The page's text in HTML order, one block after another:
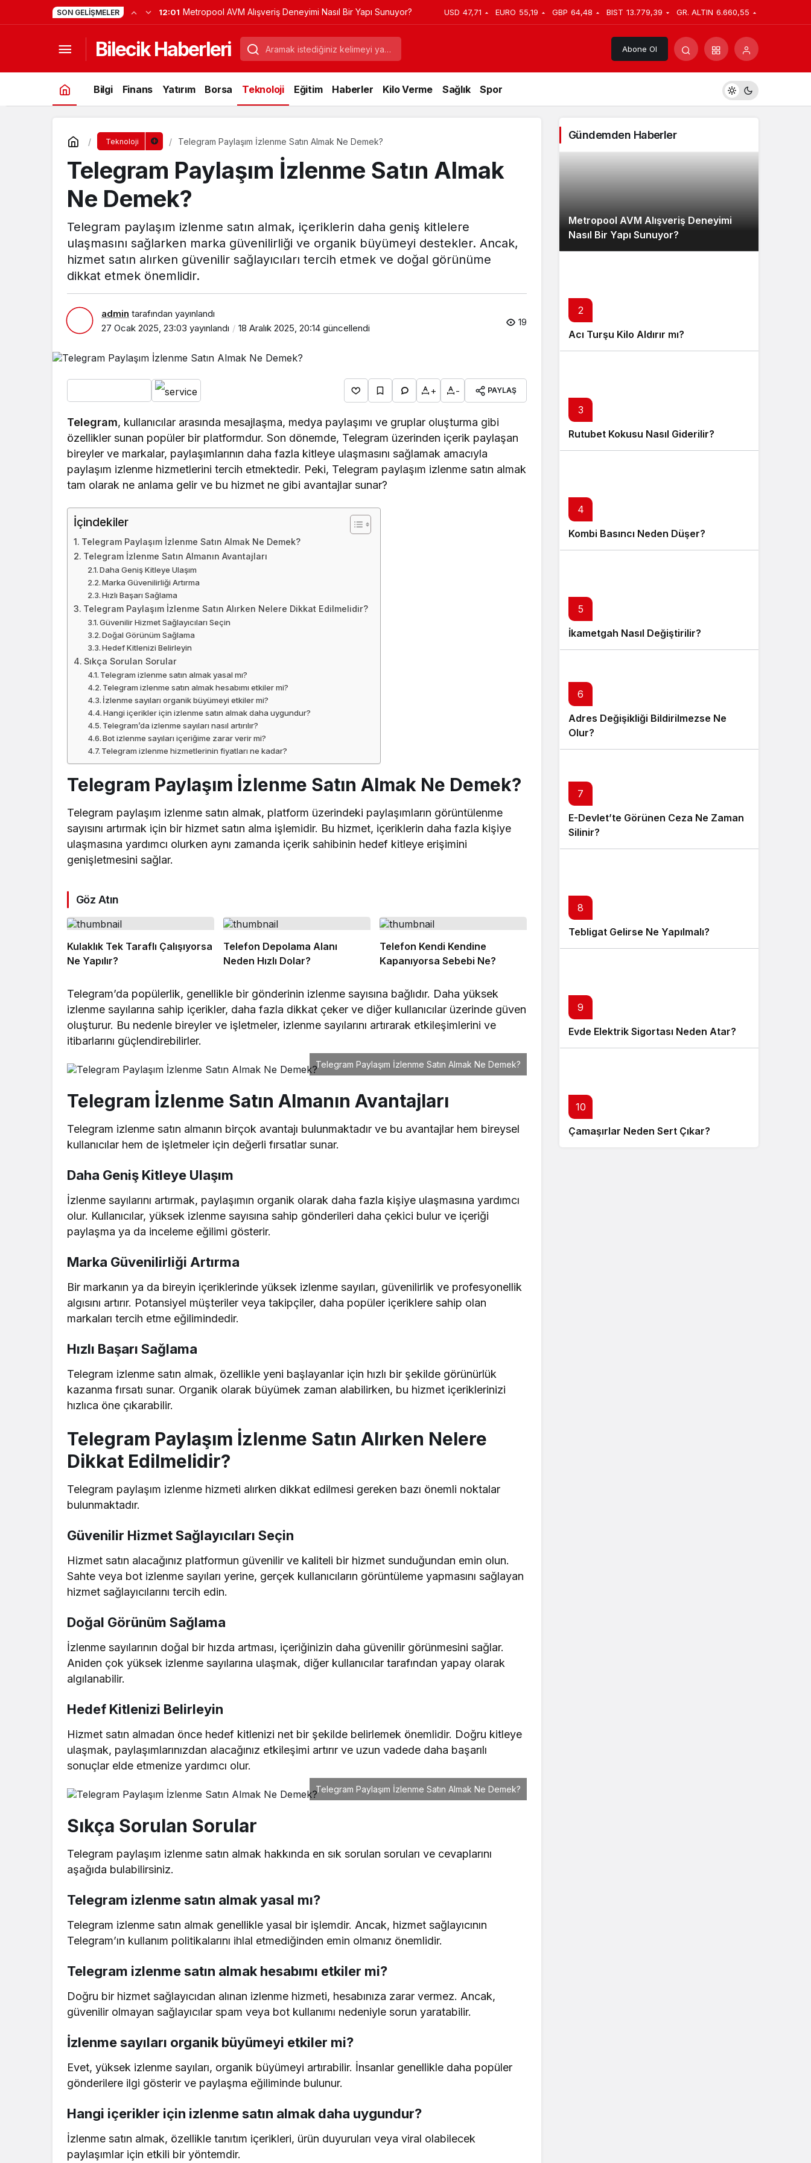
SON GELIŞMELER 12:01 Metropool AVM Alışveriş Deneyimi Nasıl Bir Yapı Sunuyor? USD 47,71 EURO 55,19 GBP 64,48 BIST 13.779,39 GR. ALTIN 6.660,55
Bilecik Haberleri Abone Ol
Bilgi Finans Yatırım Borsa Teknoloji Eğitim Haberler Kilo Verme Sağlık Spor
Teknoloji Telegram Paylaşım İzlenme Satın Almak Ne Demek?
Telegram Paylaşım İzlenme Satın Almak
Ne Demek?
Telegram paylaşım izlenme satın almak, içeriklerin daha geniş kitlelere
ulaşmasını sağlarken marka güvenilirliği ve organik büyümeyi destekler. Ancak,
hizmet satın alırken güvenilir sağlayıcıları tercih etmek ve doğal görünüme
dikkat etmek önemlidir.
admin tarafından yayınlandı
27 Ocak 2025, 23:03 yayınlandı 18 Aralık 2025, 20:14 güncellendi 19
+ - PAYLAŞ
Telegram, kullanıcılar arasında mesajlaşma, medya paylaşımı ve gruplar oluşturma gibi
özellikler sunan popüler bir platformdur. Son dönemde, Telegram üzerinden içerik paylaşan
bireyler ve markalar, paylaşımlarının daha fazla kitleye ulaşmasını sağlamak amacıyla
paylaşım izlenme hizmetlerini tercih etmektedir. Peki, Telegram paylaşım izlenme satın almak
tam olarak ne anlama gelir ve bu hizmet ne gibi avantajlar sunar?
İçindekiler
Telegram Paylaşım İzlenme Satın Almak Ne Demek?
Telegram İzlenme Satın Almanın Avantajları
Daha Geniş Kitleye Ulaşım
Marka Güvenilirliği Artırma
Hızlı Başarı Sağlama
Telegram Paylaşım İzlenme Satın Alırken Nelere Dikkat Edilmelidir?
Güvenilir Hizmet Sağlayıcıları Seçin
Doğal Görünüm Sağlama
Hedef Kitlenizi Belirleyin
Sıkça Sorulan Sorular
Telegram izlenme satın almak yasal mı?
Telegram izlenme satın almak hesabımı etkiler mi?
İzlenme sayıları organik büyümeyi etkiler mi?
Hangi içerikler için izlenme satın almak daha uygundur?
Telegram’da izlenme sayıları nasıl artırılır?
Bot izlenme sayıları içeriğime zarar verir mi?
Telegram izlenme hizmetlerinin fiyatları ne kadar?
Telegram Paylaşım İzlenme Satın Almak Ne Demek?
Telegram paylaşım izlenme satın almak, platform üzerindeki paylaşımların görüntülenme
sayısını artırmak için bir hizmet satın alma işlemidir. Bu hizmet, içeriklerin daha fazla kişiye
ulaşmasına yardımcı olurken aynı zamanda içerik sahibinin hedef kitleye erişimini
genişletmesini sağlar.
Göz Atın
Kulaklık Tek Taraflı Çalışıyorsa
Ne Yapılır?
Telefon Depolama Alanı
Neden Hızlı Dolar?
Telefon Kendi Kendine
Kapanıyorsa Sebebi Ne?
Telegram’da popülerlik, genellikle bir gönderinin izlenme sayısına bağlıdır. Daha yüksek
izlenme sayılarına sahip içerikler, daha fazla dikkat çeker ve diğer kullanıcılar üzerinde güven
oluşturur. Bu nedenle bireyler ve işletmeler, izlenme sayılarını artırarak etkileşimlerini ve
itibarlarını güçlendirebilirler.
Telegram Paylaşım İzlenme Satın Almak Ne Demek?
Telegram İzlenme Satın Almanın Avantajları
Telegram izlenme satın almanın birçok avantajı bulunmaktadır ve bu avantajlar hem bireysel
kullanıcılar hem de işletmeler için değerli fırsatlar sunar.
Daha Geniş Kitleye Ulaşım
İzlenme sayılarını artırmak, paylaşımın organik olarak daha fazla kişiye ulaşmasına yardımcı
olur. Kullanıcılar, yüksek izlenme sayısına sahip gönderileri daha çekici bulur ve içeriği
paylaşma ya da inceleme eğilimi gösterir.
Marka Güvenilirliği Artırma
Bir markanın ya da bireyin içeriklerinde yüksek izlenme sayıları, güvenilirlik ve profesyonellik
algısını artırır. Potansiyel müşteriler veya takipçiler, daha popüler içeriklere sahip olan
markaları tercih etme eğilimindedir.
Hızlı Başarı Sağlama
Telegram izlenme satın almak, özellikle yeni başlayanlar için hızlı bir şekilde görünürlük
kazanma fırsatı sunar. Organik olarak büyümek zaman alabilirken, bu hizmet içeriklerinizi
hızlıca öne çıkarabilir.
Telegram Paylaşım İzlenme Satın Alırken Nelere
Dikkat Edilmelidir?
Telegram paylaşım izlenme hizmeti alırken dikkat edilmesi gereken bazı önemli noktalar
bulunmaktadır.
Güvenilir Hizmet Sağlayıcıları Seçin
Hizmet satın alacağınız platformun güvenilir ve kaliteli bir hizmet sunduğundan emin olun.
Sahte veya bot izlenme sayıları yerine, gerçek kullanıcıların görüntüleme yapmasını sağlayan
hizmet sağlayıcılarını tercih edin.
Doğal Görünüm Sağlama
İzlenme sayılarının doğal bir hızda artması, içeriğinizin daha güvenilir görünmesini sağlar.
Aniden çok yüksek izlenme sayılarına ulaşmak, diğer kullanıcılar tarafından yapay olarak
algılanabilir.
Hedef Kitlenizi Belirleyin
Hizmet satın almadan önce hedef kitlenizi net bir şekilde belirlemek önemlidir. Doğru kitleye
ulaşmak, paylaşımlarınızdan alacağınız etkileşimi artırır ve uzun vadede daha başarılı
sonuçlar elde etmenize yardımcı olur.
Telegram Paylaşım İzlenme Satın Almak Ne Demek?
Sıkça Sorulan Sorular
Telegram paylaşım izlenme satın almak hakkında en sık sorulan soruları ve cevaplarını
aşağıda bulabilirsiniz.
Telegram izlenme satın almak yasal mı?
Telegram izlenme satın almak genellikle yasal bir işlemdir. Ancak, hizmet sağlayıcının
Telegram’ın kullanım politikalarını ihlal etmediğinden emin olmanız önemlidir.
Telegram izlenme satın almak hesabımı etkiler mi?
Doğru bir hizmet sağlayıcıdan alınan izlenme hizmeti, hesabınıza zarar vermez. Ancak,
güvenilir olmayan sağlayıcılar spam veya bot kullanımı nedeniyle sorun yaratabilir.
İzlenme sayıları organik büyümeyi etkiler mi?
Evet, yüksek izlenme sayıları, organik büyümeyi artırabilir. İnsanlar genellikle daha popüler
gönderilere ilgi gösterir ve paylaşma eğiliminde bulunur.
Hangi içerikler için izlenme satın almak daha uygundur?
İzlenme satın almak, özellikle tanıtım içerikleri, ürün duyuruları veya viral olabilecek
paylaşımlar için etkili bir yöntemdir.
Gündemden Haberler
Metropool AVM Alışveriş Deneyimi
Nasıl Bir Yapı Sunuyor?
2
Acı Turşu Kilo Aldırır mı?
3
Rutubet Kokusu Nasıl Giderilir?
4
Kombi Basıncı Neden Düşer?
5
İkametgah Nasıl Değiştirilir?
6
Adres Değişikliği Bildirilmezse Ne
Olur?
7
E-Devlet’te Görünen Ceza Ne Zaman
Silinir?
8
Tebligat Gelirse Ne Yapılmalı?
9
Evde Elektrik Sigortası Neden Atar?
10
Çamaşırlar Neden Sert Çıkar?